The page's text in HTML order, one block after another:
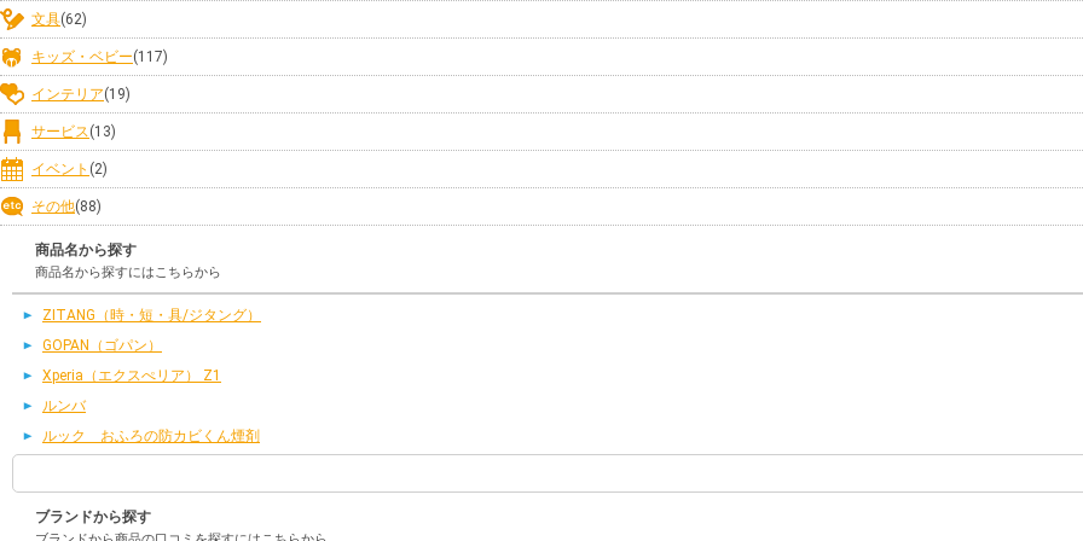
文具(62)
キッズ・ベビー(117)
インテリア(19)
サービス(13)
イベント (2)
その他(88)
商品名から探す
商品名から探すにはこちらから
ZITANG（時・短・具/ジタング）
GOPAN（ゴパン）
Xperia（エクスぺリア） Z1
ルンバ
ルック おふろの防カビくん煙剤
ブランドから探す